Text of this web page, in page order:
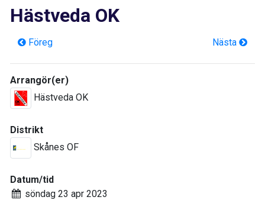
Hästveda OK
Föreg Nästa
Arrangör(er)
Hästveda OK
Distrikt
Skånes OF
Datum/tid
söndag 23 apr 2023